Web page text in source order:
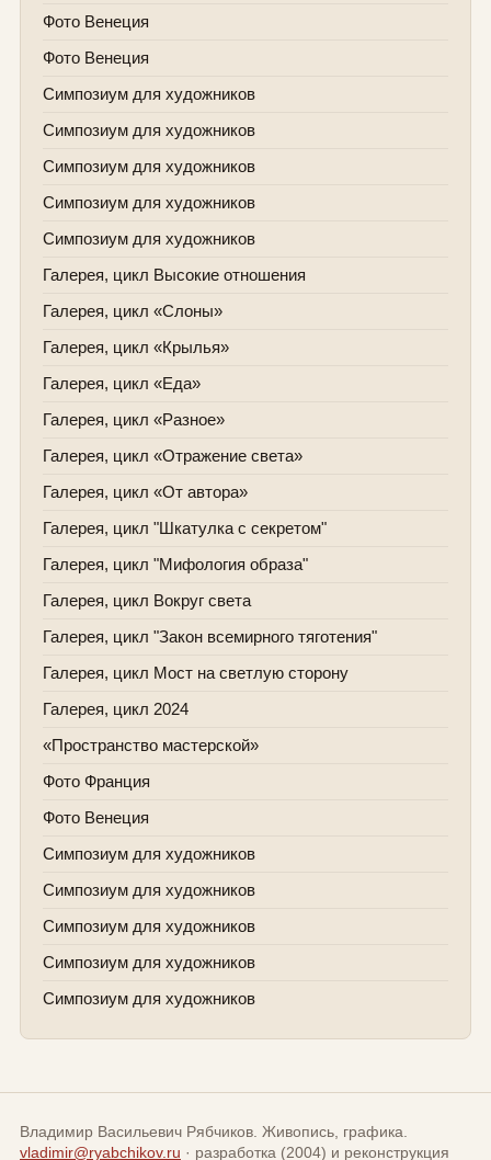
Фото Венеция
Фото Венеция
Симпозиум для художников
Симпозиум для художников
Симпозиум для художников
Симпозиум для художников
Симпозиум для художников
Галерея, цикл Высокие отношения
Галерея, цикл «Слоны»
Галерея, цикл «Крылья»
Галерея, цикл «Еда»
Галерея, цикл «Разное»
Галерея, цикл «Отражение света»
Галерея, цикл «От автора»
Галерея, цикл "Шкатулка с секретом"
Галерея, цикл "Мифология образа"
Галерея, цикл Вокруг света
Галерея, цикл "Закон всемирного тяготения"
Галерея, цикл Мост на светлую сторону
Галерея, цикл 2024
«Пространство мастерской»
Фото Франция
Фото Венеция
Симпозиум для художников
Симпозиум для художников
Симпозиум для художников
Симпозиум для художников
Симпозиум для художников
Владимир Васильевич Рябчиков. Живопись, графика.
vladimir@ryabchikov.ru · разработка (2004) и реконструкция